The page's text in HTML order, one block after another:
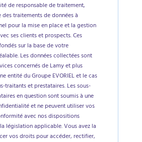
de responsable de traitement,
traitements de données à
pour la mise en place et la gestion
ses clients et prospects. Ces
sur la base de votre
Les données collectées sont
concernés de Lamy et plus
entité du Groupe EVORIEL et le cas
traitants et prestataires. Les sous-
en question sont soumis à une
et ne peuvent utiliser vos
avec nos dispositions
législation applicable. Vous avez la
vos droits pour accéder, rectifier,